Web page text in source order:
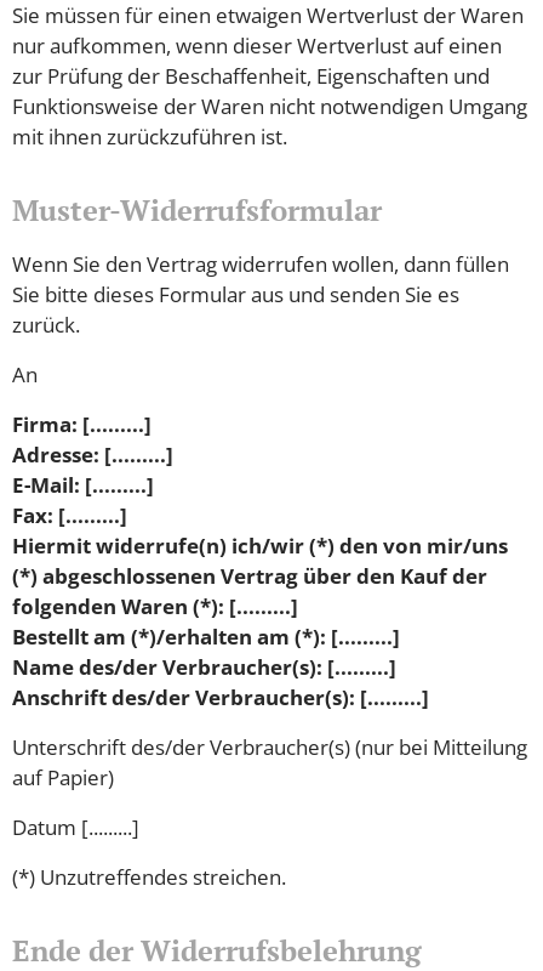
Sie müssen für einen etwaigen Wertverlust der Waren
nur aufkommen, wenn dieser Wertverlust auf einen
zur Prüfung der Beschaffenheit, Eigenschaften und
Funktionsweise der Waren nicht notwendigen Umgang
mit ihnen zurückzuführen ist.
Muster-Widerrufsformular
Wenn Sie den Vertrag widerrufen wollen, dann füllen
Sie bitte dieses Formular aus und senden Sie es
zurück.
An
Firma: [.........]
Adresse: [.........]
E-Mail: [.........]
Fax: [.........]
Hiermit widerrufe(n) ich/wir (*) den von mir/uns
(*) abgeschlossenen Vertrag über den Kauf der
folgenden Waren (*): [.........]
Bestellt am (*)/erhalten am (*): [.........]
Name des/der Verbraucher(s): [.........]
Anschrift des/der Verbraucher(s): [.........]
Unterschrift des/der Verbraucher(s) (nur bei Mitteilung
auf Papier)
Datum [.........]
(*) Unzutreffendes streichen.
Ende der Widerrufsbelehrung